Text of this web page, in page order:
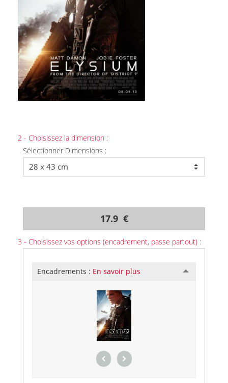
2 - Choisissez la dimension :
Sélectionner Dimensions :
17.9 €
3 - Choisissez vos options (encadrement, passe partout) :
Encadrements : En savoir plus